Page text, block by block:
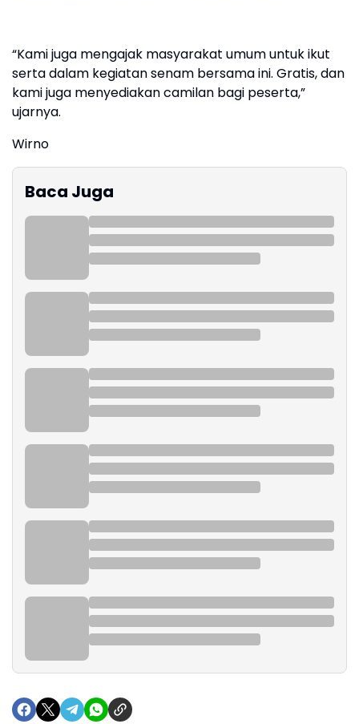
“Kami juga mengajak masyarakat umum untuk ikut
serta dalam kegiatan senam bersama ini. Gratis, dan
kami juga menyediakan camilan bagi peserta,”
ujarnya.
Wirno
Baca Juga